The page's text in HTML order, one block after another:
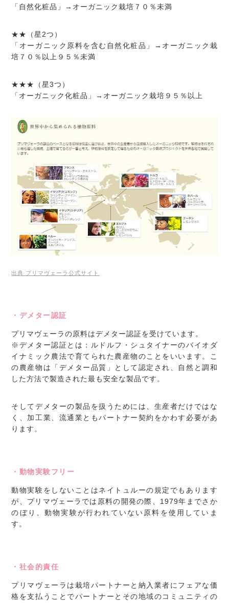
「自然化粧品」→オーガニック栽培７０％未満
★★（星2つ）
「オーガニック原料を含む自然化粧品」→オーガニック栽
培７０％以上９５％未満
★★★（星3つ）
「オーガニック化粧品」→オーガニック栽培９５％以上
出典 プリマヴェーラ公式サイト
・デメター認証
プリマヴェーラの原料はデメター認証を受けています。
※デメター認証とは：ルドルフ・シュタイナーのバイオダ
イナミック農法で育てられた農産物のことをいいます。こ
の農産物は「デメター品質」として認定され、自然と調和
した方法で製造された最も安全な製品です。
そしてデメターの製品を扱うためには、生産者だけではな
く、加工業、流通業ともパートナー契約をかわす必要があ
ります。
・動物実験フリー
動物実験をしないことはネイトュルーの規定でもあります
が、プリマヴェーラでは原料の開発の際、1979年までさか
のぼり、動物実験が行われていない原料を使用していま
す。
・社会的責任
プリマヴェーラは栽培パートナーと納入業者にフェアな価
格を支払うことでパートナーとその地域のコミュニティの